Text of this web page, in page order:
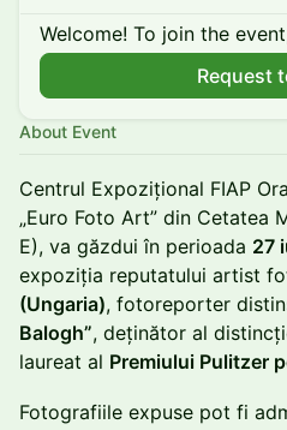
Welcome! To join the
Request
About Event
Centrul Expozițional FIAP
„Euro Foto Art” din Cetatea
E), va găzdui în perioada 27
expoziția reputatului artist
(Ungaria), fotoreporter
Balogh”, deținător al
laureat al Premiului Pulitzer
Fotografiile expuse pot fi